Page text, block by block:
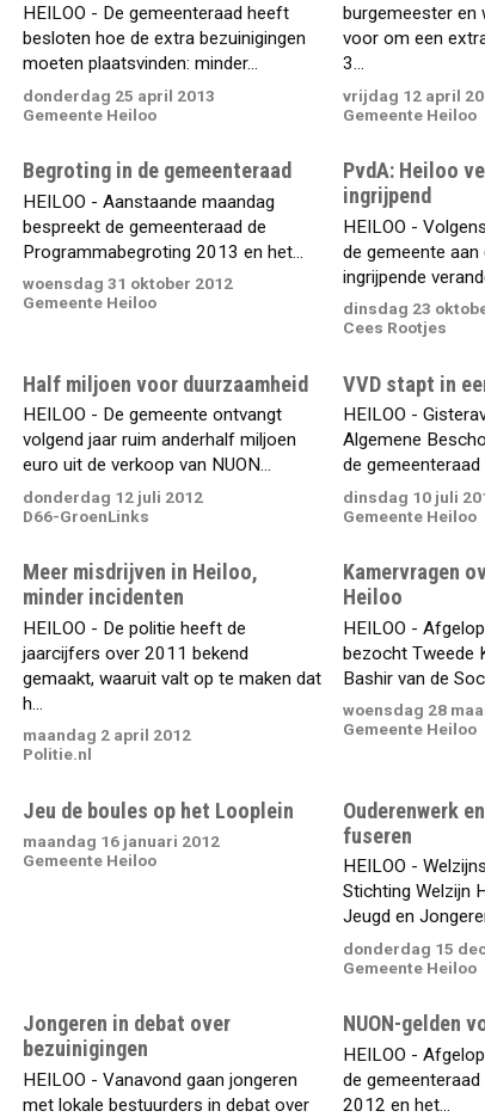
HEILOO - De gemeenteraad heeft
besloten hoe de extra bezuinigingen
moeten plaatsvinden: minder...
donderdag 25 april 2013
Gemeente Heiloo
burgemeester en
voor om een
3...
vrijdag 12 april
Gemeente Heiloo
Begroting in de gemeenteraad
HEILOO - Aanstaande maandag
bespreekt de gemeenteraad de
Programmabegroting 2013 en het...
woensdag 31 oktober 2012
Gemeente Heiloo
PvdA: Heiloo
ingrijpend
HEILOO -
de gemeente
ingrijpende
dinsdag 23
Cees Rootjes
Half miljoen voor duurzaamheid
HEILOO - De gemeente ontvangt
volgend jaar ruim anderhalf miljoen
euro uit de verkoop van NUON...
donderdag 12 juli 2012
D66-GroenLinks
VVD stapt in
HEILOO -
Algemene
de gemeenteraad
dinsdag 10 juli
Gemeente Heiloo
Meer misdrijven in Heiloo,
minder incidenten
HEILOO - De politie heeft de
jaarcijfers over 2011 bekend
gemaakt, waaruit valt op te maken dat
h...
maandag 2 april 2012
Politie.nl
Kamervragen
Heiloo
HEILOO -
bezocht Tweede
Bashir van de
woensdag 28
Gemeente Heiloo
Jeu de boules op het Looplein
maandag 16 januari 2012
Gemeente Heiloo
Ouderenwerk
fuseren
HEILOO -
Stichting Welzijn
Jeugd en
donderdag 15
Gemeente Heiloo
Jongeren in debat over
bezuinigingen
HEILOO - Vanavond gaan jongeren
met lokale bestuurders in debat over
NUON-gelden
HEILOO -
de
2012 en het...